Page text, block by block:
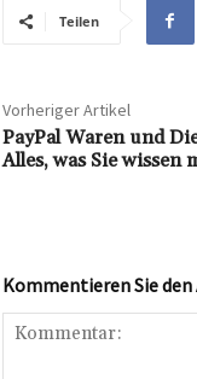
Teilen
Vorheriger Artikel
PayPal Waren und
Alles, was Sie wissen
Kommentieren Sie